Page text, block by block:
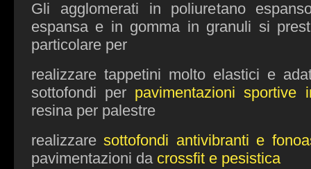
Gli agglomerati in poliuretano
espansa e in gomma in granuli si
particolare per
realizzare tappetini molto elastici e
sottofondi per pavimentazioni sportive
resina per palestre
realizzaresottofondi antivibranti e
pavimentazioni da crossfit e pesistica